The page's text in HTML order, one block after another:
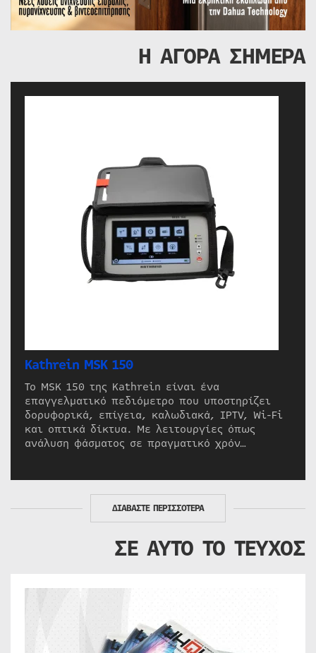
Η ΑΓΟΡΑ ΣΗΜΕΡΑ
Kathrein MSK 150
Το MSK 150 της Kathrein είναι ένα
επαγγελματικό πεδιόμετρο που υποστηρίζει
δορυφορικά, επίγεια, καλωδιακά, IPTV, Wi-Fi
και οπτικά δίκτυα. Με λειτουργίες όπως
ανάλυση φάσματος σε πραγματικό χρόν…
ΔΙΑΒΑΣΤΕ ΠΕΡΙΣΣΟΤΕΡΑ
ΣΕ ΑΥΤΟ ΤΟ ΤΕΥΧΟΣ